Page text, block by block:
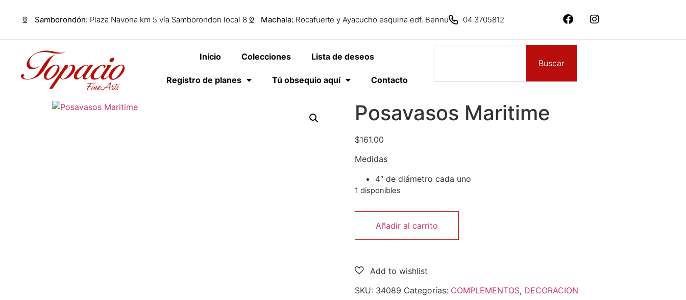
Samborondón: Plaza Navona km 5 vía Samborondon local 8 Machala: Rocafuerte y Ayacucho esquina edf. Bennu 04 3705812
Inicio Colecciones Lista de deseos
Registro de planes Tú obsequio aquí Contacto
Buscar
Posavasos Maritime
$161.00
Medidas
4″ de diámetro cada uno
1 disponibles
Añadir al carrito
SKU: 34089 Categorías: COMPLEMENTOS, DECORACION